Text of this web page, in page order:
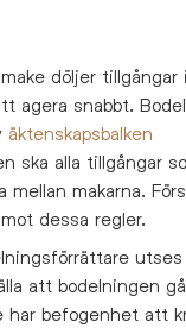
döljer tillgångar
agera snabbt.
äktenskapsbalken
ska alla tillgångar
makarna.
dessa regler.
utses
att bodelningen
har befogenhet att